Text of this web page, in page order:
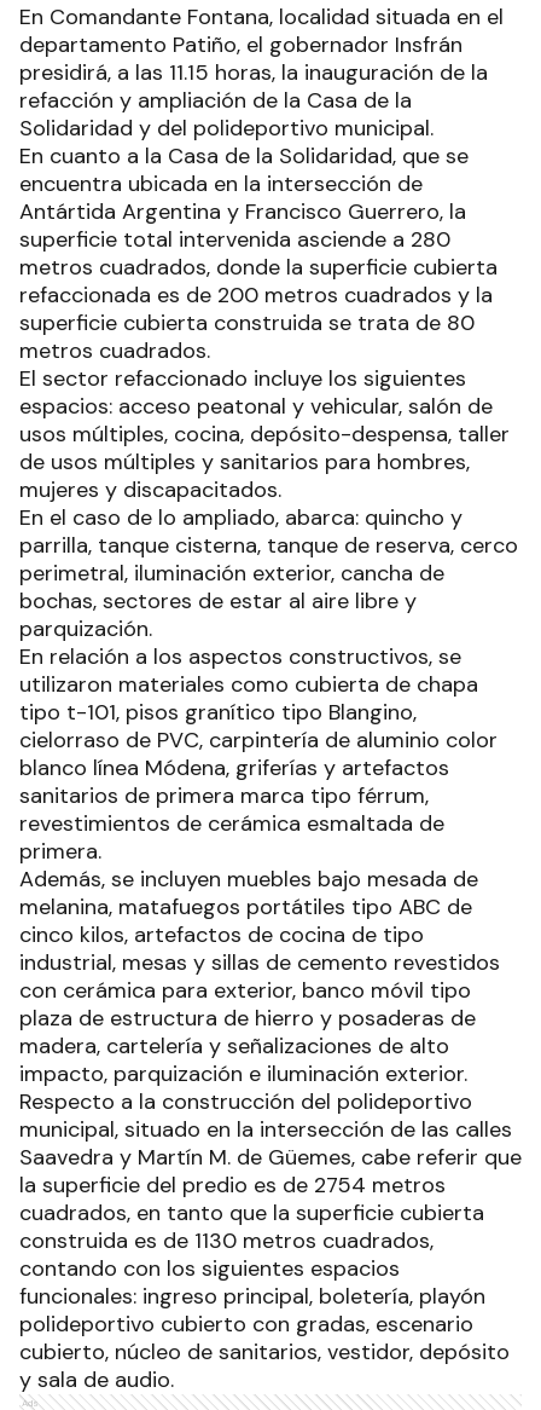
En Comandante Fontana, localidad situada en el
departamento Patiño, el gobernador Insfrán
presidirá, a las 11.15 horas, la inauguración de la
refacción y ampliación de la Casa de la
Solidaridad y del polideportivo municipal.
En cuanto a la Casa de la Solidaridad, que se
encuentra ubicada en la intersección de
Antártida Argentina y Francisco Guerrero, la
superficie total intervenida asciende a 280
metros cuadrados, donde la superficie cubierta
refaccionada es de 200 metros cuadrados y la
superficie cubierta construida se trata de 80
metros cuadrados.
El sector refaccionado incluye los siguientes
espacios: acceso peatonal y vehicular, salón de
usos múltiples, cocina, depósito-despensa, taller
de usos múltiples y sanitarios para hombres,
mujeres y discapacitados.
En el caso de lo ampliado, abarca: quincho y
parrilla, tanque cisterna, tanque de reserva, cerco
perimetral, iluminación exterior, cancha de
bochas, sectores de estar al aire libre y
parquización.
En relación a los aspectos constructivos, se
utilizaron materiales como cubierta de chapa
tipo t-101, pisos granítico tipo Blangino,
cielorraso de PVC, carpintería de aluminio color
blanco línea Módena, griferías y artefactos
sanitarios de primera marca tipo férrum,
revestimientos de cerámica esmaltada de
primera.
Además, se incluyen muebles bajo mesada de
melanina, matafuegos portátiles tipo ABC de
cinco kilos, artefactos de cocina de tipo
industrial, mesas y sillas de cemento revestidos
con cerámica para exterior, banco móvil tipo
plaza de estructura de hierro y posaderas de
madera, cartelería y señalizaciones de alto
impacto, parquización e iluminación exterior.
Respecto a la construcción del polideportivo
municipal, situado en la intersección de las calles
Saavedra y Martín M. de Güemes, cabe referir que
la superficie del predio es de 2754 metros
cuadrados, en tanto que la superficie cubierta
construida es de 1130 metros cuadrados,
contando con los siguientes espacios
funcionales: ingreso principal, boletería, playón
polideportivo cubierto con gradas, escenario
cubierto, núcleo de sanitarios, vestidor, depósito
y sala de audio.
Ads